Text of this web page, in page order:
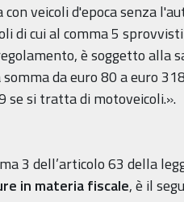
con veicoli d'epoca senza
di cui al comma 5
è soggetto alla
da euro 80 a euro
se si tratta di motoveicoli.».
3 dell’articolo 63 della
in materia fiscale, è il